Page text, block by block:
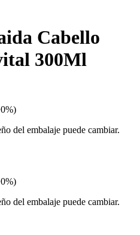
Cabello
300Ml
del embalaje puede cambiar.
del embalaje puede cambiar.